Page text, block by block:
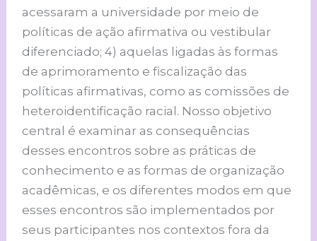
acessaram a universidade por meio de
políticas de ação afirmativa ou vestibular
diferenciado; 4) aquelas ligadas às formas
de aprimoramento e fiscalização das
políticas afirmativas, como as comissões de
heteroidentificação racial. Nosso objetivo
central é examinar as consequências
desses encontros sobre as práticas de
conhecimento e as formas de organização
acadêmicas, e os diferentes modos em que
esses encontros são implementados por
seus participantes nos contextos fora da